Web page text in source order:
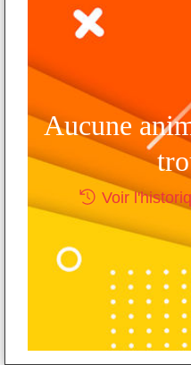
Aucune
Voir